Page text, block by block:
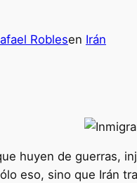
Roblesen Irán
huyen de guerras,
eso, sino que Irán